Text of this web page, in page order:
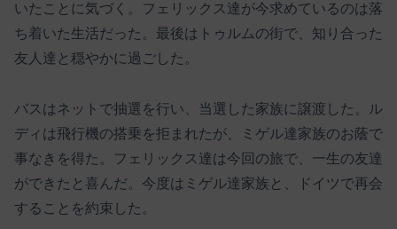
いたことに気づく。フェリックス達が今求めているのは落
ち着いた生活だった。最後はトゥルムの街で、知り合った
友人達と穏やかに過ごした。
バスはネットで抽選を行い、当選した家族に譲渡した。ル
ディは飛行機の搭乗を拒まれたが、ミゲル達家族のお蔭で
事なきを得た。フェリックス達は今回の旅で、一生の友達
ができたと喜んだ。今度はミゲル達家族と、ドイツで再会
することを約束した。